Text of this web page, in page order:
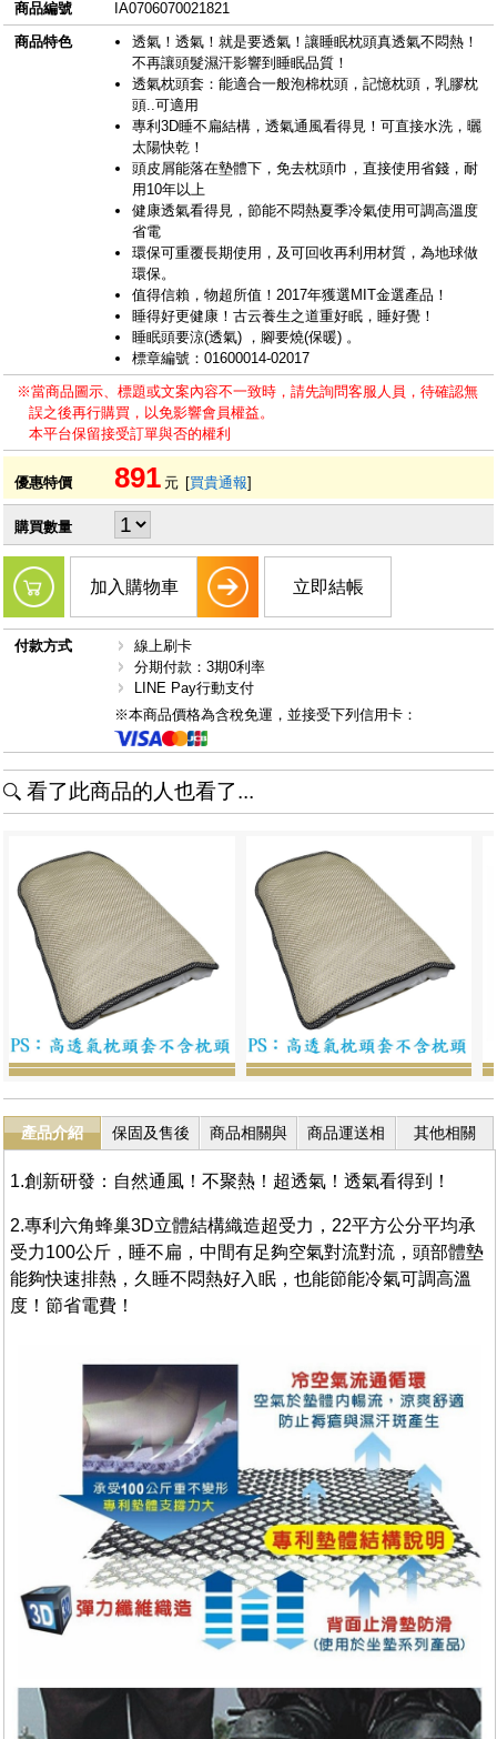
商品編號
IA0706070021821
商品特色
透氣！透氣！就是要透氣！讓睡眠枕頭真透氣不悶熱！
不再讓頭髮濕汗影響到睡眠品質！
透氣枕頭套：能適合一般泡棉枕頭，記憶枕頭，乳膠枕
頭..可適用
專利3D睡不扁結構，透氣通風看得見！可直接水洗，曬
太陽快乾！
頭皮屑能落在墊體下，免去枕頭巾，直接使用省錢，耐
用10年以上
健康透氣看得見，節能不悶熱夏季冷氣使用可調高溫度
省電
環保可重覆長期使用，及可回收再利用材質，為地球做
環保。
值得信賴，物超所值！2017年獲選MIT金選產品！
睡得好更健康！古云養生之道重好眠，睡好覺！
睡眠頭要涼(透氣) ，腳要燒(保暖) 。
標章編號：01600014-02017
※當商品圖示、標題或文案內容不一致時，請先詢問客服人員，待確認無
誤之後再行購買，以免影響會員權益。
本平台保留接受訂單與否的權利
優惠特價 891 元 [買貴通報]
購買數量
加入購物車 立即結帳
付款方式
線上刷卡
分期付款：3期0利率
LINE Pay行動支付
※本商品價格為含稅免運，並接受下列信用卡：
看了此商品的人也看了...
產品介紹
1.創新研發：自然通風！不聚熱！超透氣！透氣看得到！
2.專利六角蜂巢3D立體結構織造超受力，22平方公分平均承
受力100公斤，睡不扁，中間有足夠空氣對流對流，頭部體墊
能夠快速排熱，久睡不悶熱好入眠，也能節能冷氣可調高溫
度！節省電費！
保固及售後
商品相關與
商品運送相
其他相關